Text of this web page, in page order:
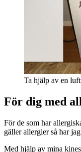
Ta hjälp av en
För dig med
För de som har
gäller allergier så har
Med hjälp av mina